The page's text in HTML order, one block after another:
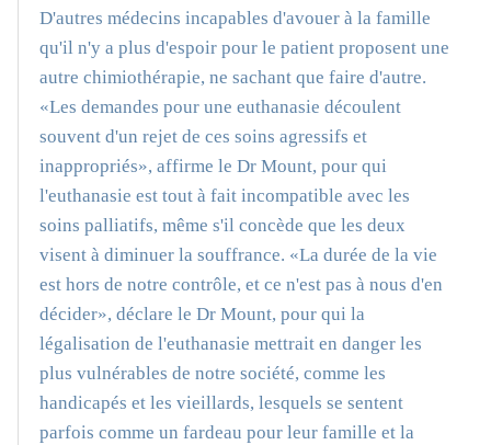
D'autres médecins incapables d'avouer à la famille
qu'il n'y a plus d'espoir pour le patient proposent une
autre chimiothérapie, ne sachant que faire d'autre.
«Les demandes pour une euthanasie découlent
souvent d'un rejet de ces soins agressifs et
inappropriés», affirme le Dr Mount, pour qui
l'euthanasie est tout à fait incompatible avec les
soins palliatifs, même s'il concède que les deux
visent à diminuer la souffrance. «La durée de la vie
est hors de notre contrôle, et ce n'est pas à nous d'en
décider», déclare le Dr Mount, pour qui la
légalisation de l'euthanasie mettrait en danger les
plus vulnérables de notre société, comme les
handicapés et les vieillards, lesquels se sentent
parfois comme un fardeau pour leur famille et la